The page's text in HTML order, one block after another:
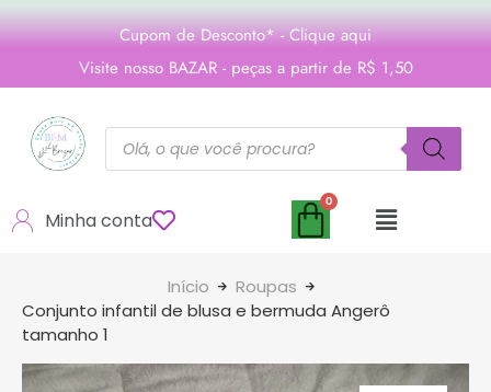
Cupom de Desconto* - Clique aqui
Visite nosso BAZAR - peças a partir de R$ 1,50
Minha conta
Início
Roupas
Conjunto infantil de blusa e bermuda Angerô
tamanho 1